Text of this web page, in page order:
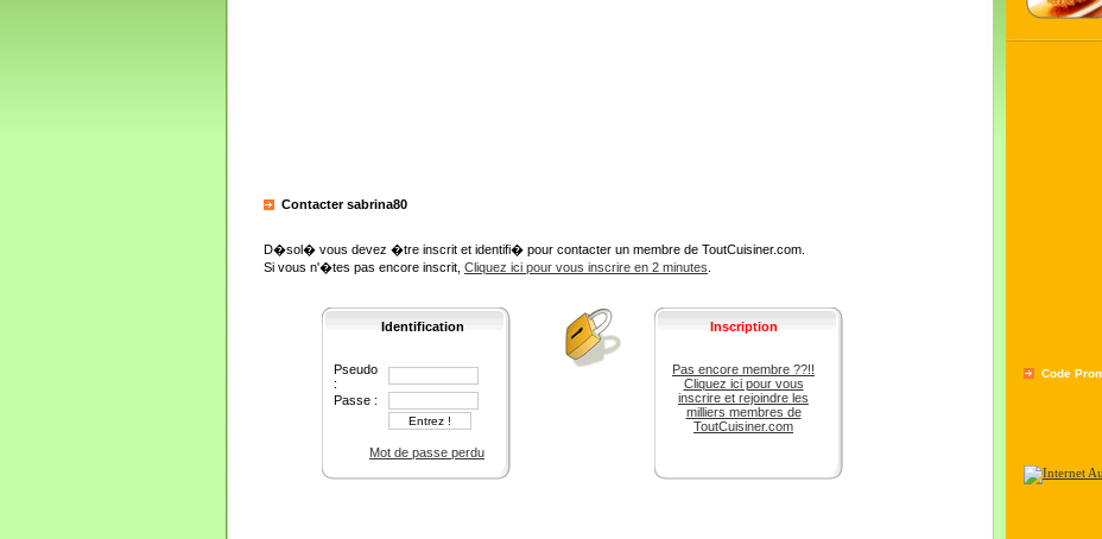
Contacter sabrina80
D�sol� vous devez �tre inscrit et identifi� pour contacter un membre de ToutCuisiner.com.
Si vous n'�tes pas encore inscrit, Cliquez ici pour vous inscrire en 2 minutes
Identification
Pseudo
:
Passe :
Mot de passe perdu
Inscription
Pas encore membre ??!!
Cliquez ici pour vous
inscrire et rejoindre les
milliers membres de
ToutCuisiner.com
Code